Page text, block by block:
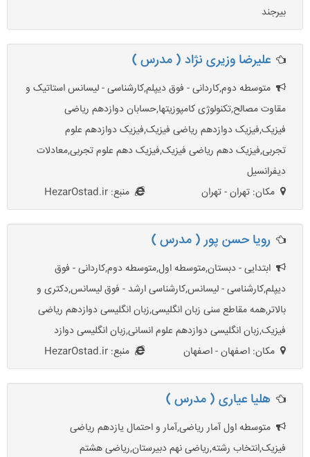
بیرجند
علیرضا وزیری نژاد ( مدرس )
متوسطه دوم,کاردانی - فوق دیپلم,کارشناسی - لیسانس استاتیک و
مقاوت مصالح,تکنولوژی کامپوزیتها,حسابان دوازدهم ریاضی
فیزیک,فیزیک دوازدهم ریاضی فیزیک,فیزیک دوازدهم علوم
تجربی,فیزیک دهم ریاضی فیزیک,فیزیک دهم علوم تجربی,معادلات
دیفرانسیل
مکان: تهران - تهران
منبع: HezarOstad.ir
رویا حسن پور ( مدرس )
ابتدایی - دبستان,متوسطه اول,متوسطه دوم,کاردانی - فوق
دیپلم,کارشناسی - لیسانس,کارشناسی ارشد - فوق لیسانس,دکتری و
بالاتر,همه مقاطع سنی زبان انگلیسی,زبان انگلیسی دوازدهم ریاضی
فیزیک,زبان انگلیسی دوازدهم علوم انسانی,زبان انگلیسی دوازد
مکان: اصفهان - اصفهان
منبع: HezarOstad.ir
هلیا عیاری ( مدرس )
متوسطه اول آمار ریاضی,آمار و احتمال یازدهم ریاضی
فیزیک,انتخاب رشته,ریاضی نهم دبیرستان,ریاضی هشتم